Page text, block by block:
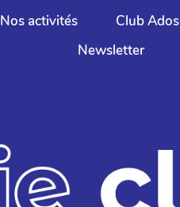
Nos activités Club Ados
Newsletter